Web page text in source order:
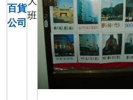
百貨
公司
班